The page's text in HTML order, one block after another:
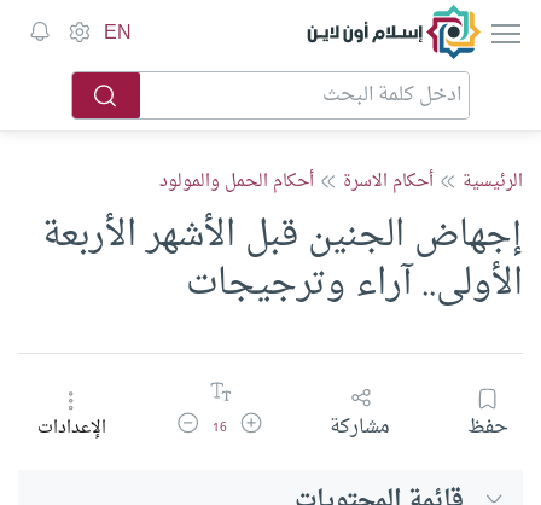
إسلام أون لاين EN
الرئيسية أحكام الاسرة أحكام الحمل والمولود
إجهاض الجنين قبل الأشهر الأربعة
الأولى.. آراء وترجيجات
حفظ مشاركة زيادة حجم الخط
16 تقليل حجم الخطالإعدادات